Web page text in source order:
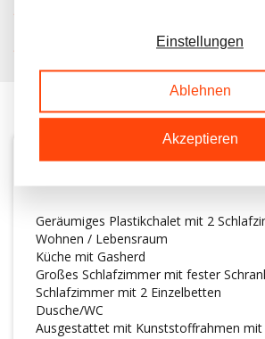
KUNDEN BEWERTEN UNS MIT A 9.6/
Geräumiges Plastikchalet mit 2
Wohnen / Lebensraum
Küche mit Gasherd
Großes Schlafzimmer mit fester
Schlafzimmer mit 2 Einzelbetten
Dusche/WC
Ausgestattet mit Kunststoffrahmen mit
Einstellungen
Ablehnen
Akzeptieren